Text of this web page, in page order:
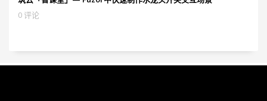
0 评论